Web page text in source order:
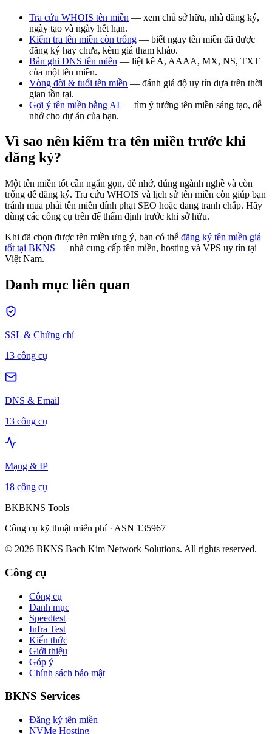
Tra cứu WHOIS tên miền — xem chủ sở hữu, nhà đăng ký,
ngày tạo và ngày hết hạn.
Kiểm tra tên miền còn trống — biết ngay tên miền đã được
đăng ký hay chưa, kèm giá tham khảo.
Bản ghi DNS tên miền — liệt kê A, AAAA, MX, NS, TXT
của một tên miền.
Vòng đời & tuổi tên miền — đánh giá độ uy tín dựa trên thời
gian tồn tại.
Gợi ý tên miền bằng AI — tìm ý tưởng tên miền sáng tạo, dễ
nhớ cho dự án của bạn.
Vì sao nên kiểm tra tên miền trước khi
đăng ký?
Một tên miền tốt cần ngắn gọn, dễ nhớ, đúng ngành nghề và còn
trống để đăng ký. Tra cứu WHOIS và lịch sử tên miền còn giúp bạn
tránh mua phải tên miền dính phạt SEO hoặc đang tranh chấp. Hãy
dùng các công cụ trên để thẩm định trước khi sở hữu.
Khi đã chọn được tên miền ưng ý, bạn có thể đăng ký tên miền giá
tốt tại BKNS — nhà cung cấp tên miền, hosting và VPS uy tín tại
Việt Nam.
Danh mục liên quan
SSL & Chứng chỉ
13 công cụ
DNS & Email
13 công cụ
Mạng & IP
18 công cụ
BKBKNS Tools
Công cụ kỹ thuật miễn phí · ASN 135967
© 2026 BKNS Bach Kim Network Solutions. All rights reserved.
Công cụ
Công cụ
Danh mục
Speedtest
Infra Test
Kiến thức
Giới thiệu
Góp ý
Chính sách bảo mật
BKNS Services
Đăng ký tên miền
NVMe Hosting